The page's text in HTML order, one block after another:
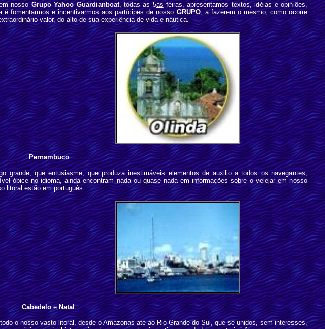
nossoGrupo Yahoo Guardianboat, todas as 5asfeiras, apresentamos textos, idéias e opiniões,
é fomentarmos e incentivarmos aos partícipes de nossoGRUPO, a fazerem o mesmo, como ocorre
valor, do alto de sua experiência de vida e náutica.
Pernambuco
grande, que entusiasme, que produza inestimáveis elementos de auxilio a todos os navegantes,
óbice no idioma, ainda encontram nada ou quase nada em informações sobre o velejar em nosso
litoral estão em português.
CabedeloeNatal
o nosso vasto litoral, desde o Amazonas até ao Rio Grande do Sul, que se unidos, sem interesses,